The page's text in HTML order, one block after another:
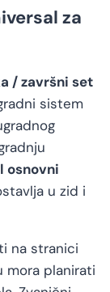
za
/ završni set
sistem
osnovni
u zid i
na stranici
mora planirati